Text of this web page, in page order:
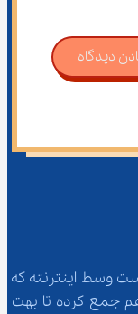
دیدگاه
وسط اینترنته که
دور هم جمع کرده تا بهت